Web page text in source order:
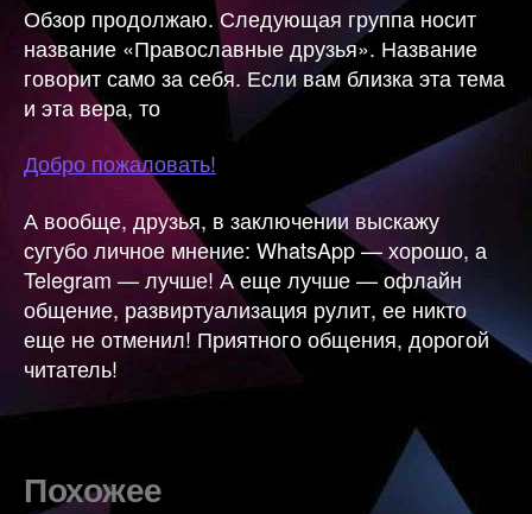
Обзор продолжаю. Следующая группа носит
название «Православные друзья». Название
говорит само за себя. Если вам близка эта тема
и эта вера, то
Добро пожаловать!
А вообще, друзья, в заключении выскажу
сугубо личное мнение: WhatsApp — хорошо, а
Telegram — лучше! А еще лучше — офлайн
общение, развиртуализация рулит, ее никто
еще не отменил! Приятного общения, дорогой
читатель!
Похожее